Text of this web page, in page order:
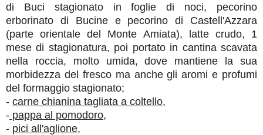
di Buci stagionato in foglie di noci, pecorino
erborinato di Bucine e pecorino di Castell'Azzara
(parte orientale del Monte Amiata), latte crudo, 1
mese di stagionatura, poi portato in cantina scavata
nella roccia, molto umida, dove mantiene la sua
morbidezza del fresco ma anche gli aromi e profumi
del formaggio stagionato;
- carne chianina tagliata a coltello,
- pappa al pomodoro,
- pici all'aglione,